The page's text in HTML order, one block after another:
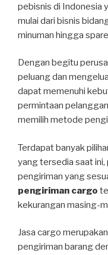
pebisnis di Indonesia
mulai dari bisnis
minuman hingga
Dengan begitu
peluang dan
dapat memenuhi
permintaan
memilih metode
Terdapat banyak
yang tersedia saat
pengiriman yang
pengiriman cargo
kekurangan masing-
Jasa cargo
pengiriman barang